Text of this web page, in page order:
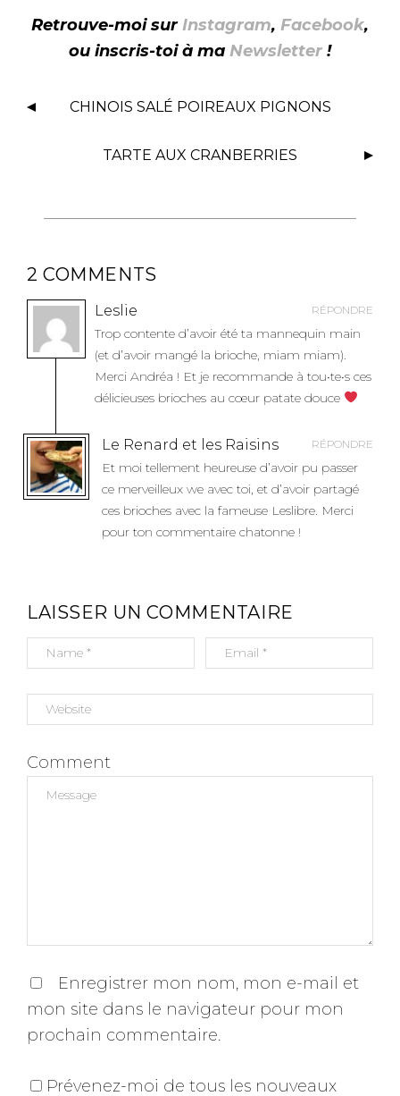
Retrouve-moi surInstagram, Facebook,
ou inscris-toi à ma Newsletter !
N
O
N
R
T
I
C
CHINOIS SALÉ POIREAUX PIGNONS
TARTE AUX CRANBERRIES
2 COMMENTS
Leslie RÉPONDRE
Trop contente d’avoir été ta mannequin main
(et d’avoir mangé la brioche, miam miam).
Merci Andréa ! Et je recommande à tou•te•s ces
délicieuses brioches au cœur patate douce
Le Renard et les Raisins RÉPONDRE
Et moi tellement heureuse d’avoir pu passer
ce merveilleux we avec toi, et d’avoir partagé
ces brioches avec la fameuse Leslibre. Merci
pour ton commentaire chatonne !
LAISSER UN COMMENTAIRE
Comment
Enregistrer mon nom, mon e-mail et
mon site dans le navigateur pour mon
prochain commentaire.
Prévenez-moi de tous les nouveaux